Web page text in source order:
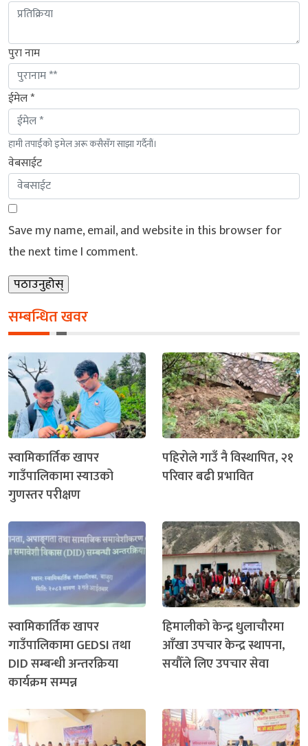
पुरा नाम
ईमेल *
हामी तपाईंको इमेल अरू कसैसँग साझा गर्दैनौं।
वेबसाईट
Save my name, email, and website in this browser for
the next time I comment.
सम्बन्धित खवर
स्वामिकार्तिक खापर
गाउँपालिकामा स्याउको
गुणस्तर परीक्षण
पहिरोले गाउँ नै विस्थापित, २१
परिवार बढी प्रभावित
स्वामिकार्तिक खापर
गाउँपालिकामा GEDSI तथा
DID सम्बन्धी अन्तरक्रिया
कार्यक्रम सम्पन्न
हिमालीको केन्द्र धुलाचौरमा
आँखा उपचार केन्द्र स्थापना,
सयौँले लिए उपचार सेवा